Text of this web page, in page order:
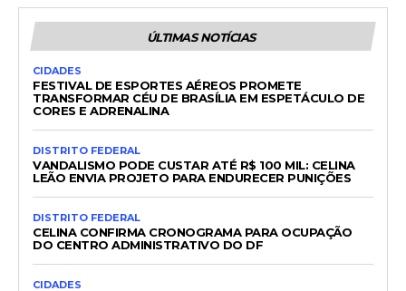
ÚLTIMAS NOTÍCIAS
CIDADES
FESTIVAL DE ESPORTES AÉREOS PROMETE
TRANSFORMAR CÉU DE BRASÍLIA EM ESPETÁCULO DE
CORES E ADRENALINA
DISTRITO FEDERAL
VANDALISMO PODE CUSTAR ATÉ R$ 100 MIL: CELINA
LEÃO ENVIA PROJETO PARA ENDURECER PUNIÇÕES
DISTRITO FEDERAL
CELINA CONFIRMA CRONOGRAMA PARA OCUPAÇÃO
DO CENTRO ADMINISTRATIVO DO DF
CIDADES